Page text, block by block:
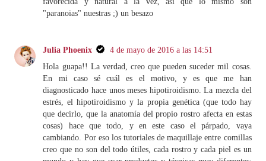
"paranoias" nuestras ;) un besazo
Julia Phoenix
4 de mayo de 2016 a las 14:51
Hola guapa!! La verdad, creo que pueden suceder mil cosas.
En mi caso sé cuál es el motivo, y es que me han
diagnosticado hace unos meses hipotiroidismo. La mezcla del
estrés, el hipotiroidismo y la propia genética (que todo hay
que decirlo, que la anatomía del propio rostro afecta en estas
cosas) hace que todo, y en este caso el párpado, vaya
cambiando. Por eso los tutoriales de maquillaje entre comillas
creo que no son del todo útiles, cada rostro y cada piel es un